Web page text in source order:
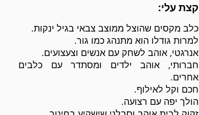
קצת עלי:
כלב מקסים שהוצל ממוצב צבאי בגיל ינקות.
למרות גודלו הוא מתנהג כמו גור.
אנרגטי, אוהב לשחק עם אנשים וצעצועים.
חברותי, אוהב ילדים ומסתדר עם כלבים
אחרים.
חכם וקל לאילוף.
הולך יפה עם רצועה.